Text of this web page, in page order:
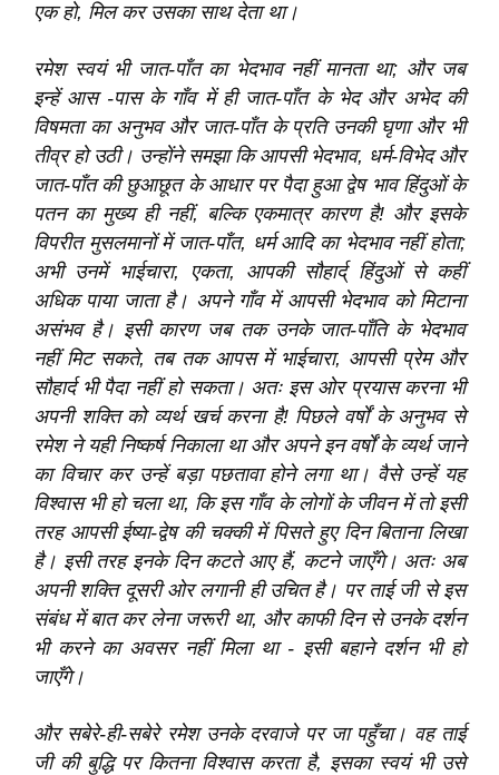
एक हो, मिल कर उसका साथ देता था।
रमेश स्वयं भी जात-पाँत का भेदभाव नहीं मानता था; और जब
इन्हें आस -पास के गाँव में ही जात-पाँत के भेद और अभेद की
विषमता का अनुभव और जात-पाँत के प्रति उनकी घृणा और भी
तीव्र हो उठी। उन्होंने समझा कि आपसी भेदभाव, धर्म-विभेद और
जात-पाँत की छुआछूत के आधार पर पैदा हुआ द्वेष भाव हिंदुओं के
पतन का मुख्य ही नहीं, बल्कि एकमात्र कारण है! और इसके
विपरीत मुसलमानों में जात-पाँत, धर्म आदि का भेदभाव नहीं होता;
अभी उनमें भाईचारा, एकता, आपकी सौहार्द् हिंदुओं से कहीं
अधिक पाया जाता है। अपने गाँव में आपसी भेदभाव को मिटाना
असंभव है। इसी कारण जब तक उनके जात-पाँति के भेदभाव
नहीं मिट सकते, तब तक आपस में भाईचारा, आपसी प्रेम और
सौहार्द भी पैदा नहीं हो सकता। अतः इस ओर प्रयास करना भी
अपनी शक्ति को व्यर्थ खर्च करना है! पिछले वर्षों के अनुभव से
रमेश ने यही निष्कर्ष निकाला था और अपने इन वर्षों के व्यर्थ जाने
का विचार कर उन्हें बड़ा पछतावा होने लगा था। वैसे उन्हें यह
विश्‍वास भी हो चला था, कि इस गाँव के लोगों के जीवन में तो इसी
तरह आपसी ईष्या-द्वेष की चक्की में पिसते हुए दिन बिताना लिखा
है। इसी तरह इनके दिन कटते आए हैं, कटने जाएँगे। अतः अब
अपनी शक्ति दूसरी ओर लगानी ही उचित है। पर ताई जी से इस
संबंध में बात कर लेना जरूरी था, और काफी दिन से उनके दर्शन
भी करने का अवसर नहीं मिला था - इसी बहाने दर्शन भी हो
जाएँगे।
और सबेरे-ही-सबेरे रमेश उनके दरवाजे पर जा पहुँचा। वह ताई
जी की बुद्धि पर कितना विश्‍वास करता है, इसका स्वयं भी उसे